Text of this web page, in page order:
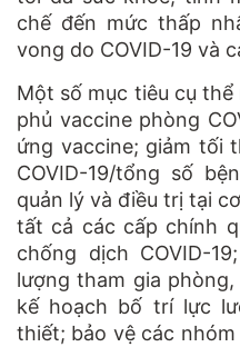
chế đến mức thấp
vong do COVID-19 và
Một số mục tiêu cụ
phủ vaccine phòng
ứng vaccine; giảm tối
COVID-19/tổng số
quản lý và điều trị tại
tất cả các cấp chính
chống dịch COVID-
lượng tham gia
kế hoạch bố trí lực
thiết; bảo vệ các